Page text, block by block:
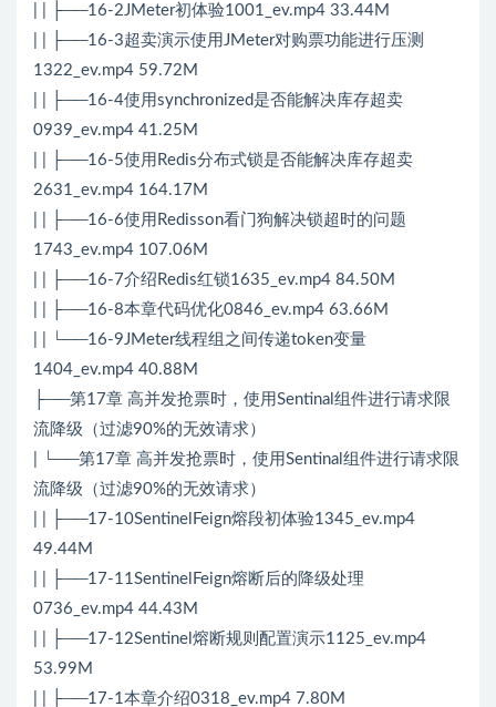
| | ├──16-2JMeter初体验1001_ev.mp4 33.44M
| | ├──16-3超卖演示使用JMeter对购票功能进行压测
1322_ev.mp4 59.72M
| | ├──16-4使用synchronized是否能解决库存超卖
0939_ev.mp4 41.25M
| | ├──16-5使用Redis分布式锁是否能解决库存超卖
2631_ev.mp4 164.17M
| | ├──16-6使用Redisson看门狗解决锁超时的问题
1743_ev.mp4 107.06M
| | ├──16-7介绍Redis红锁1635_ev.mp4 84.50M
| | ├──16-8本章代码优化0846_ev.mp4 63.66M
| | └──16-9JMeter线程组之间传递token变量
1404_ev.mp4 40.88M
├──第17章 高并发抢票时，使用Sentinal组件进行请求限
流降级（过滤90%的无效请求）
| └──第17章 高并发抢票时，使用Sentinal组件进行请求限
流降级（过滤90%的无效请求）
| | ├──17-10SentinelFeign熔段初体验1345_ev.mp4
49.44M
| | ├──17-11SentinelFeign熔断后的降级处理
0736_ev.mp4 44.43M
| | ├──17-12Sentinel熔断规则配置演示1125_ev.mp4
53.99M
| | ├──17-1本章介绍0318_ev.mp4 7.80M